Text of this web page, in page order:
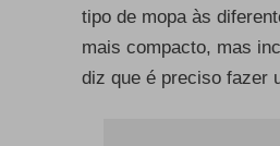
tipo de mopa às
mais compacto, mas
diz que é preciso fazer